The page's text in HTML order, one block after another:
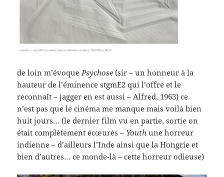
de loin m’évoquePsychose(sir – un honneur à la
hauteur de l’éminence stgmE2 qui l’offre et le
reconnaît – jagger en est aussi – Alfred, 1963) ce
n’est pas que le cinéma me manque mais voilà bien
huit jours… (le dernier film vu en partie, sortie on
était complètement écœurés – Youthune horreur
indienne – d’ailleurs l’Inde ainsi que la Hongrie et
bien d’autres… ce monde-là – cette horreur odieuse)